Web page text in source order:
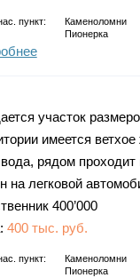
пункт:
Каменоломни
Пионерка
участок
имеется
вода, рядом проходит
на легковой
400’000
400 тыс. руб.
пункт:
Каменоломни
Пионерка